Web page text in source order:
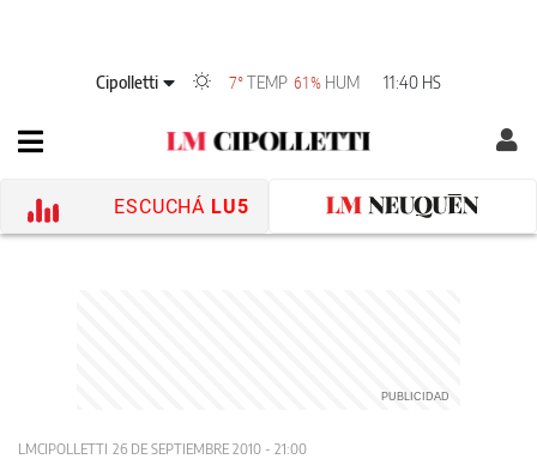
Cipolletti 7°TEMP 61% HUM 11:40 HS
ESCUCHÁ LU5
LMCIPOLLETTI 26 DE SEPTIEMBRE 2010 - 21:00